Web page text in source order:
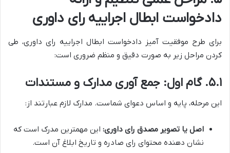
دادخواست ابطال اجراییه رای داوری
برای طرح موفقیت آمیز دادخواست ابطال اجراییه رای داوری، طی
کردن مراحل زیر به صورت دقیق و منظم ضروری است:
۵.۱. گام اول: جمع آوری مدارک و مستندات
این مرحله، پایه و اساس دعوای شماست. مدارک لازم عبارتند از:
اصل یا تصویر مصدق رای داوری: این مهمترین مدرک است که
نشان دهنده محتوای رای صادره و تاریخ ابلاغ آن است.